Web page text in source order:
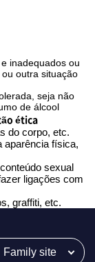
inadequados ou
outra situação
seja não
de álcool
ética
do corpo, etc.
aparência física,
sexual
ligações com
graffiti, etc.
Family site